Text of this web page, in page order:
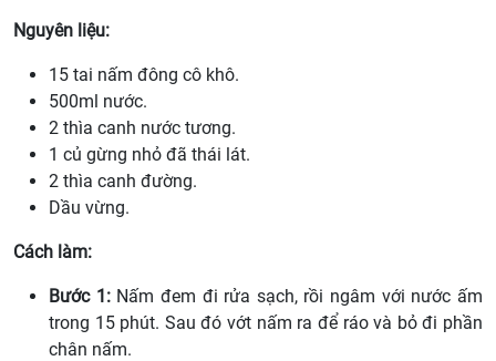
Nguyên liệu:
15 tai nấm đông cô khô.
500ml nước.
2 thìa canh nước tương.
1 củ gừng nhỏ đã thái lát.
2 thìa canh đường.
Dầu vừng.
Cách làm:
Bước 1:Nấm đem đi rửa sạch, rồi ngâm với nước ấm
trong 15 phút. Sau đó vớt nấm ra để ráo và bỏ đi phần
chân nấm.